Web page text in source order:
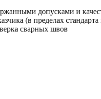
допусками и
(в пределах стандарта
сварных швов